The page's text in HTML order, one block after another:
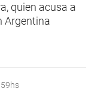
quien acusa a
Argentina